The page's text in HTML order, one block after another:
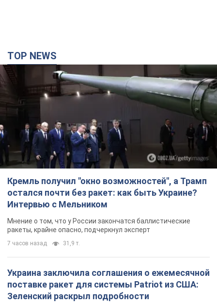
TOP NEWS
Кремль получил "окно возможностей", а Трамп
остался почти без ракет: как быть Украине?
Интервью с Мельником
Мнение о том, что у России закончатся баллистические
ракеты, крайне опасно, подчеркнул эксперт
7 часов назад 31,9 т.
Украина заключила соглашения о ежемесячной
поставке ракет для системы Patriot из США:
Зеленский раскрыл подробности